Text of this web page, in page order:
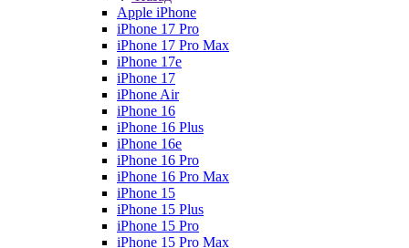
Apple iPhone
iPhone 17 Pro
iPhone 17 Pro Max
iPhone 17e
iPhone 17
iPhone Air
iPhone 16
iPhone 16 Plus
iPhone 16e
iPhone 16 Pro
iPhone 16 Pro Max
iPhone 15
iPhone 15 Plus
iPhone 15 Pro
iPhone 15 Pro Max